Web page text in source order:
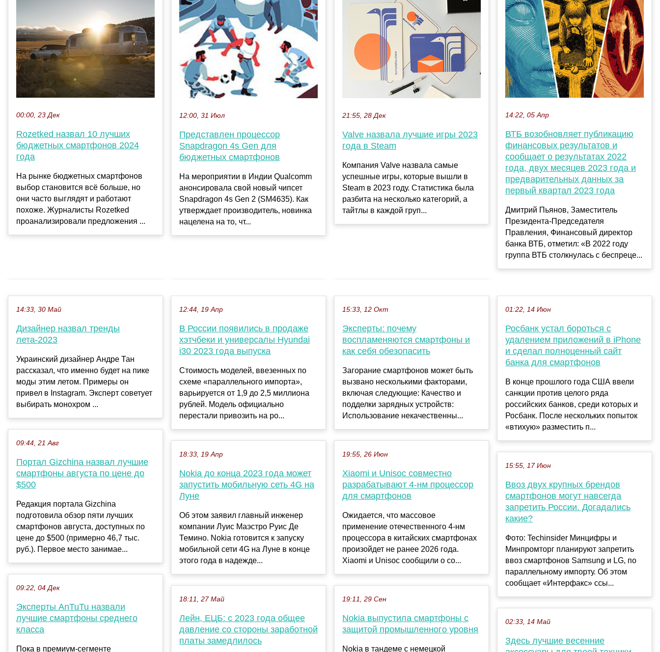
00:00, 23 Дек
Rozetked назвал 10 лучших
бюджетных смартфонов 2024
года
На рынке бюджетных смартфонов
выбор становится всё больше, но
они часто выглядят и работают
похоже. Журналисты Rozetked
проанализировали предложения ...
12:00, 31 Июл
Представлен процессор
Snapdragon 4s Gen для
бюджетных смартфонов
На мероприятии в Индии Qualcomm
анонсировала свой новый чипсет
Snapdragon 4s Gen 2 (SM4635). Как
утверждает производитель, новинка
нацелена на то, чт...
21:55, 28 Дек
Valve назвала лучшие игры 2023
года в Steam
Компания Valve назвала самые
успешные игры, которые вышли в
Steam в 2023 году. Статистика была
разбита на несколько категорий, а
тайтлы в каждой груп...
14:22, 05 Апр
ВТБ возобновляет публикацию
финансовых результатов и
сообщает о результатах 2022
года, двух месяцев 2023 года и
предварительных данных за
первый квартал 2023 года
Дмитрий Пьянов, Заместитель
Президента-Председателя
Правления, Финансовый директор
банка ВТБ, отметил: «В 2022 году
группа ВТБ столкнулась с беспреце...
14:33, 30 Май
Дизайнер назвал тренды
лета-2023
Украинский дизайнер Андре Тан
рассказал, что именно будет на пике
моды этим летом. Примеры он
привел в Instagram. Эксперт советует
выбирать монохром ...
09:44, 21 Авг
Портал Gizchina назвал лучшие
смартфоны августа по цене до
$500
Редакция портала Gizchina
подготовила обзор пяти лучших
смартфонов августа, доступных по
цене до $500 (примерно 46,7 тыс.
руб.). Первое место занимае...
09:22, 04 Дек
Эксперты AnTuTu назвали
лучшие смартфоны среднего
класса
Пока в премиум-сегменте
12:44, 19 Апр
В России появились в продаже
хэтчбеки и универсалы Hyundai
i30 2023 года выпуска
Стоимость моделей, ввезенных по
схеме «параллельного импорта»,
варьируется от 1,9 до 2,5 миллиона
рублей. Модель официально
перестали привозить на ро...
18:33, 19 Апр
Nokia до конца 2023 года может
запустить мобильную сеть 4G на
Луне
Об этом заявил главный инженер
компании Луис Маэстро Руис Де
Темино. Nokia готовится к запуску
мобильной сети 4G на Луне в конце
этого года в надежде...
18:11, 27 Май
Лейн, ЕЦБ: с 2023 года общее
давление со стороны заработной
платы замедлилось
15:33, 12 Окт
Эксперты: почему
воспламеняются смартфоны и
как себя обезопасить
Загорание смартфонов может быть
вызвано несколькими факторами,
включая следующие: Качество и
подделки зарядных устройств:
Использование некачественны...
19:55, 26 Июн
Xiaomi и Unisoc совместно
разрабатывают 4-нм процессор
для смартфонов
Ожидается, что массовое
применение отечественного 4-нм
процессора в китайских смартфонах
произойдет не ранее 2026 года.
Xiaomi и Unisoc сообщили о со...
19:11, 29 Сен
Nokia выпустила смартфоны с
защитой промышленного уровня
Nokia в тандеме с немецкой
01:22, 14 Июн
Росбанк устал бороться с
удалением приложений в iPhone
и сделал полноценный сайт
банка для смартфонов
В конце прошлого года США ввели
санкции против целого ряда
российских банков, среди которых и
Росбанк. После нескольких попыток
«втихую» разместить п...
15:55, 17 Июн
Ввоз двух крупных брендов
смартфонов могут навсегда
запретить России. Догадались
какие?
Фото: Techinsider Минцифры и
Минпромторг планируют запретить
ввоз смартфонов Samsung и LG, по
параллельному импорту. Об этом
сообщает «Интерфакс» ссы...
02:33, 14 Май
Здесь лучшие весенние